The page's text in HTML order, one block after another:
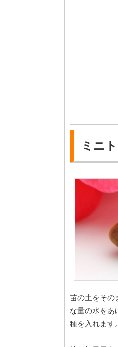
ミニ
苗の土をその
な量の水をあ
種を入れます